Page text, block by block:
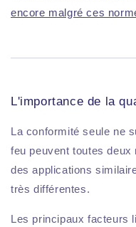
encore malgré ces
L'importance de la
La conformité seule ne
feu peuvent toutes deux
des applications
très différentes.
Les principaux facteurs